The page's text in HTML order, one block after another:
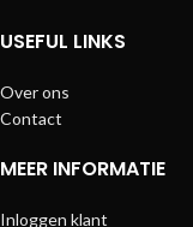
USEFUL LINKS
Over ons
Contact
MEER INFORMATIE
Inloggen klant